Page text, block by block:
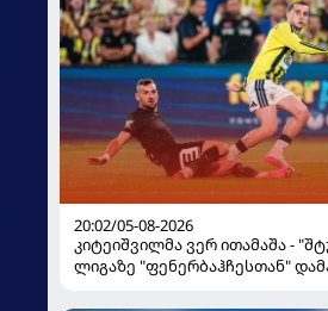
20:02/05-08-2026
კიტეიშვილმა ვერ ითამაშა -
ლიგაზე "ფენერბაჰჩესთან"